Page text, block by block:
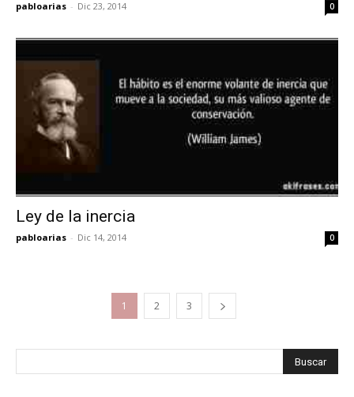
pabloarias - Dic 23, 2014 0
Ley de la inercia
pabloarias - Dic 14, 2014 0
1 2 3